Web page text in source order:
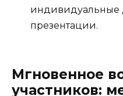
индивидуальные
презентации.
Мгновенное
участников: